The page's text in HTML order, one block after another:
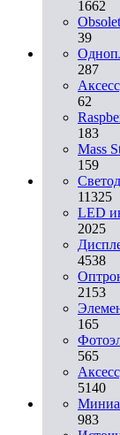
1662
39
287
62
183
Mass
159
11325
LED
2025
4538
2153
165
565
5140
983